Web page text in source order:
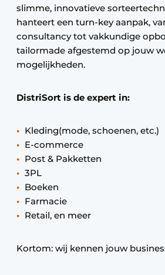
slimme, innovatieve
hanteert een turn-key aanpak,
consultancy tot vakkundige
tailormade afgestemd op jouw
mogelijkheden.
DistriSort is de expert in:
Kleding(mode, schoenen, etc.)
E-commerce
Post & Pakketten
3PL
Boeken
Farmacie
Retail, en meer
Kortom: wij kennen jouw